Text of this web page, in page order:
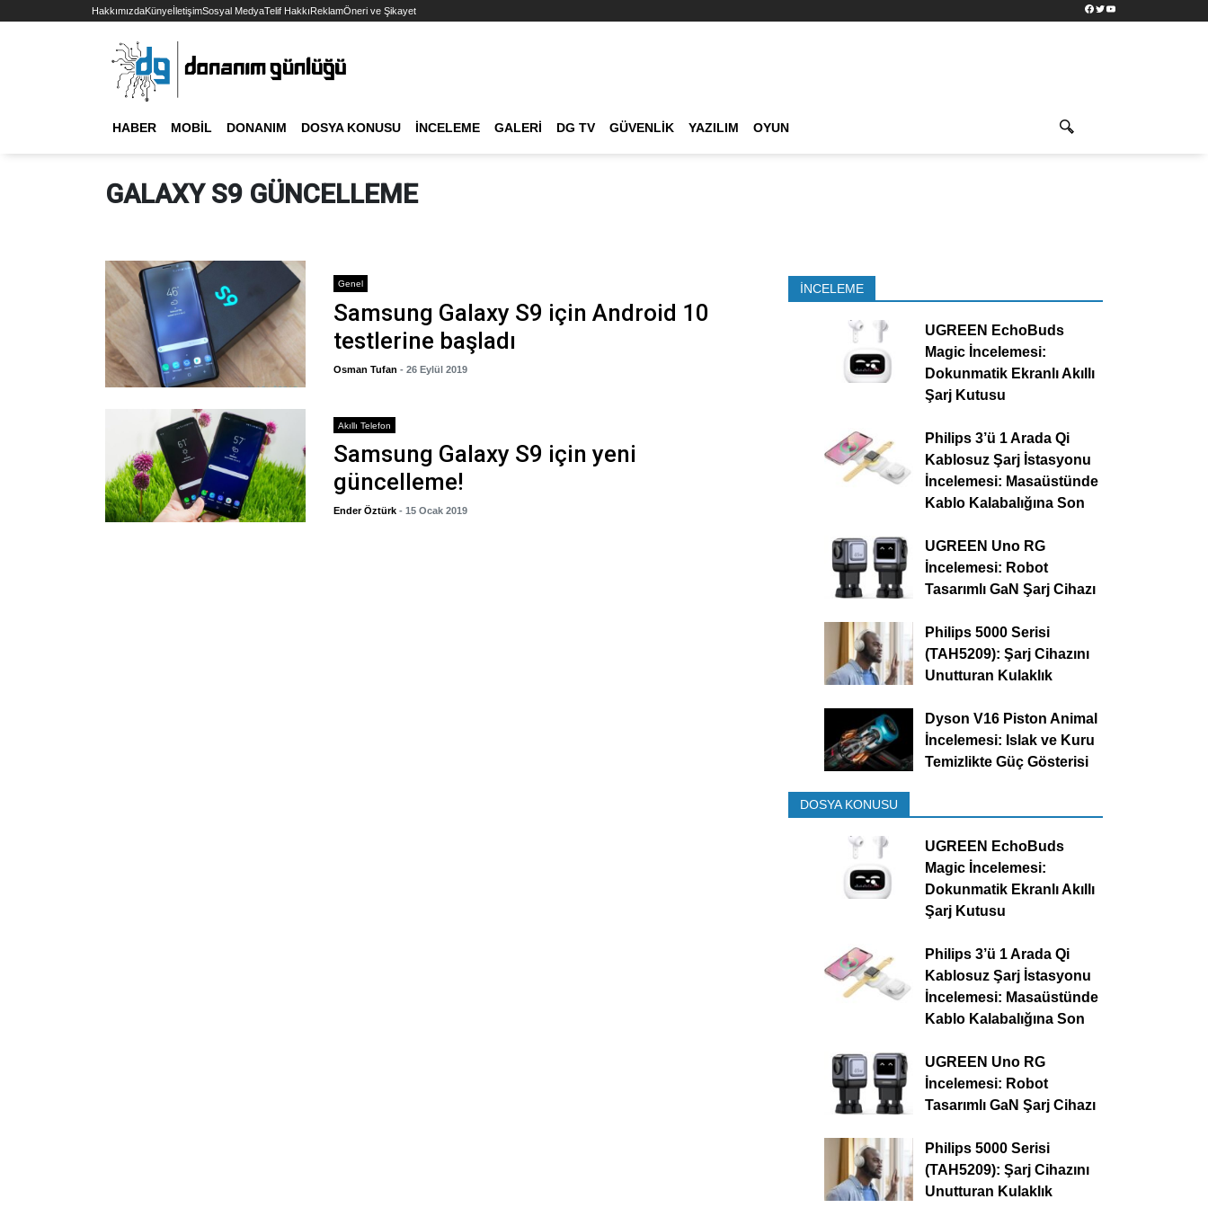
HakkımızdaKünyeİletişimSosyal MedyaTelif HakkıReklamÖneri ve Şikayet Facebook
TwitterYouTube
HABER MOBIL DONANIM DOSYA KONUSU İNCELEME GALERI DG TV GÜVENLIK YAZILIM OYUN
GALAXY S9 GÜNCELLEME
Genel
Samsung Galaxy S9 için Android 10
testlerine başladı
Osman Tufan - 26 Eylül 2019
Akıllı Telefon
Samsung Galaxy S9 için yeni
güncelleme!
Ender Öztürk - 15 Ocak 2019
İNCELEME
UGREEN EchoBuds
Magic İncelemesi:
Dokunmatik Ekranlı Akıllı
Şarj Kutusu
Philips 3’ü 1 Arada Qi
Kablosuz Şarj İstasyonu
İncelemesi: Masaüstünde
Kablo Kalabalığına Son
UGREEN Uno RG
İncelemesi: Robot
Tasarımlı GaN Şarj Cihazı
Philips 5000 Serisi
(TAH5209): Şarj Cihazını
Unutturan Kulaklık
Dyson V16 Piston Animal
İncelemesi: Islak ve Kuru
Temizlikte Güç Gösterisi
DOSYA KONUSU
UGREEN EchoBuds
Magic İncelemesi:
Dokunmatik Ekranlı Akıllı
Şarj Kutusu
Philips 3’ü 1 Arada Qi
Kablosuz Şarj İstasyonu
İncelemesi: Masaüstünde
Kablo Kalabalığına Son
UGREEN Uno RG
İncelemesi: Robot
Tasarımlı GaN Şarj Cihazı
Philips 5000 Serisi
(TAH5209): Şarj Cihazını
Unutturan Kulaklık